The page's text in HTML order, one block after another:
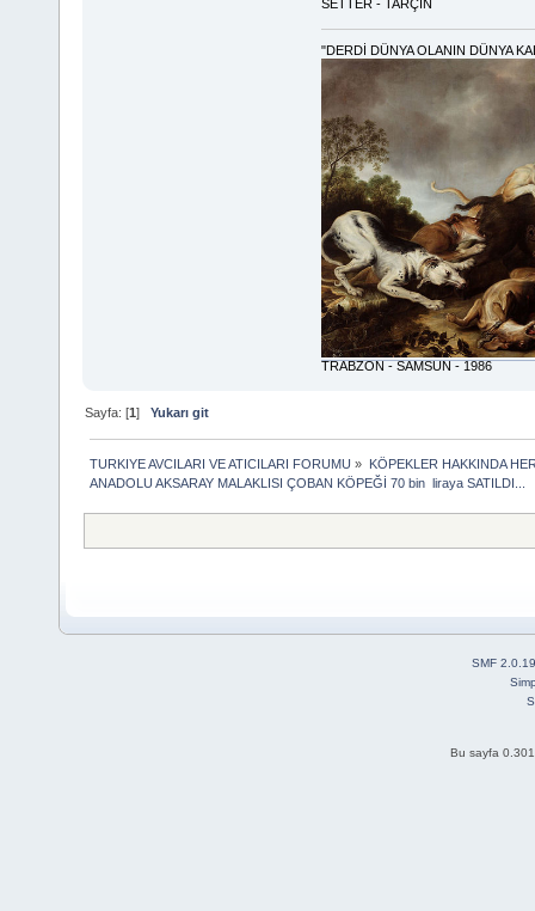
SETTER - TARÇIN
"DERDİ DÜNYA OLANIN DÜNYA
TRABZON - SAMSUN - 1986
Sayfa: [1]Yukarı git
TURKIYE AVCILARI VE ATICILARI FORUMU » KÖPEKLER HAKKINDA
ANADOLU AKSARAY MALAKLISI ÇOBAN KÖPEĞİ 70 bin  liraya SATILDI...
SMF 2.0.19
Bu sayfa